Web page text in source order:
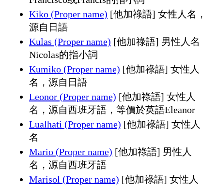
Kiko (Proper name) [他加祿語] 女性人名，
源自日語
Kulas (Proper name) [他加祿語] 男性人名
Nicolas的指小詞
Kumiko (Proper name) [他加祿語] 女性人
名，源自日語
Leonor (Proper name) [他加祿語] 女性人
名，源自西班牙語，等價於英語Eleanor
Lualhati (Proper name) [他加祿語] 女性人
名
Mario (Proper name) [他加祿語] 男性人
名，源自西班牙語
Marisol (Proper name) [他加祿語] 女性人